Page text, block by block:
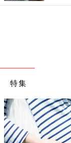
です。
プランはすべて埋
――いろんな方の
届いていっていま
特集